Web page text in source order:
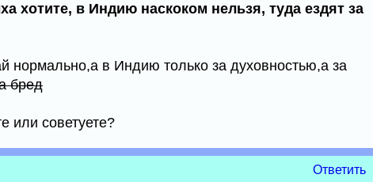
хотите, в Индию наскоком нельзя, туда ездят за
нормально,а в Индию только за духовностью,а за
бред
или советуете?
Ответить